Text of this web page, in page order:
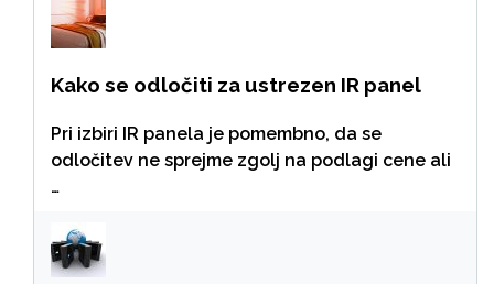
Kako se odločiti za ustrezen IR panel
Pri izbiri IR panela je pomembno, da se
odločitev ne sprejme zgolj na podlagi cene ali
…